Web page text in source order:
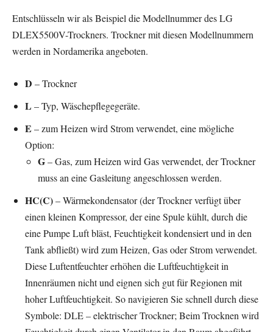
Entschlüsseln wir als Beispiel die Modellnummer des LG
DLEX5500V-Trockners. Trockner mit diesen Modellnummern
werden in Nordamerika angeboten.
D – Trockner
L – Typ, Wäschepflegegeräte.
E – zum Heizen wird Strom verwendet, eine mögliche
Option:
G– Gas, zum Heizen wird Gas verwendet, der Trockner
muss an eine Gasleitung angeschlossen werden.
HC(C)– Wärmekondensator (der Trockner verfügt über
einen kleinen Kompressor, der eine Spule kühlt, durch die
eine Pumpe Luft bläst, Feuchtigkeit kondensiert und in den
Tank abfließt) wird zum Heizen, Gas oder Strom verwendet.
Diese Luftentfeuchter erhöhen die Luftfeuchtigkeit in
Innenräumen nicht und eignen sich gut für Regionen mit
hoher Luftfeuchtigkeit. So navigieren Sie schnell durch diese
Symbole: DLE – elektrischer Trockner; Beim Trocknen wird